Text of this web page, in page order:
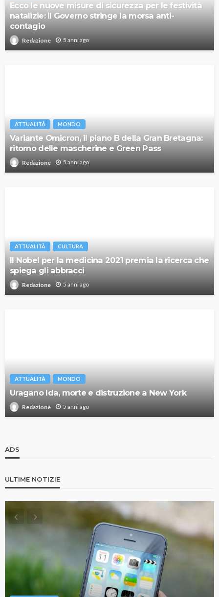
Ecco le nuove misure di sicurezza per le festività
natalizie: il Governo stringe la morsa anti-
contagio
Redazione 5 anni ago
ATTUALITÀ MONDO
Variante Omicron, il piano B della Gran Bretagna:
ritorno delle mascherine e Green Pass
Redazione 5 anni ago
ATTUALITÀ CULTURA
Il Nobel per la medicina 2021 premia la ricerca che
spiega gli abbracci
Redazione 5 anni ago
ATTUALITÀ MONDO
Uragano Ida, morte e distruzione a New York
Redazione 5 anni ago
ADS
ULTIME NOTIZIE